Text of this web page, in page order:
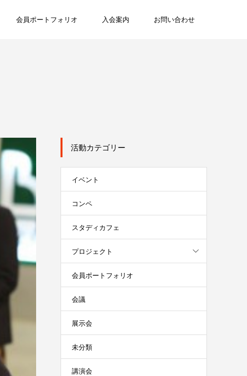
会員ポートフォリオ 入会案内 お問い合わせ
活動カテゴリー
イベント
コンペ
スタディカフェ
プロジェクト
会員ポートフォリオ
会議
展示会
未分類
講演会